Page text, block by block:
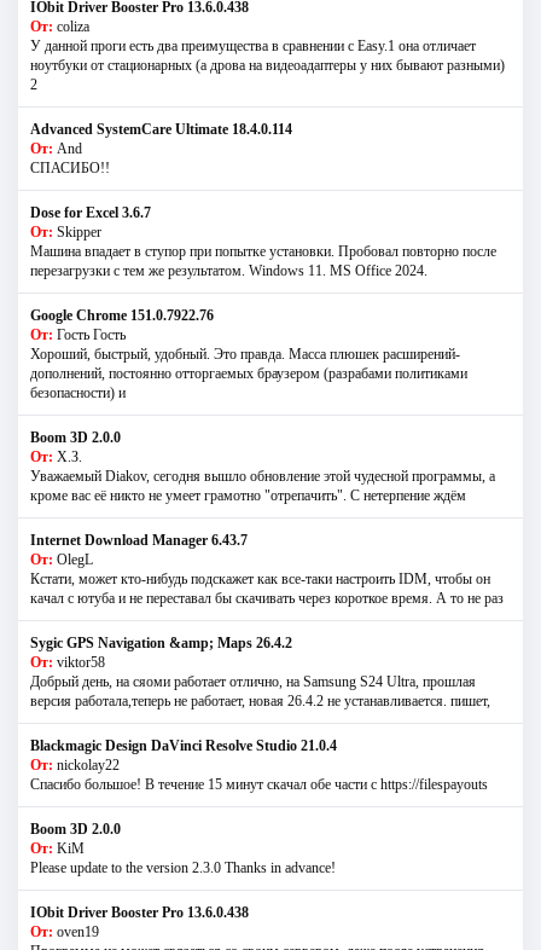
IObit Driver Booster Pro 13.6.0.438
От: coliza
У данной проги есть два преимущества в сравнении с Easy.1 она отличает
ноутбуки от стационарных (а дрова на видеоадаптеры у них бывают разными)
2
Advanced SystemCare Ultimate 18.4.0.114
От: And
СПАСИБО!!
Dose for Excel 3.6.7
От: Skipper
Машина впадает в ступор при попытке установки. Пробовал повторно после
перезагрузки с тем же результатом. Windows 11. MS Offiсe 2024.
Google Chrome 151.0.7922.76
От: Гость Гость
Хороший, быстрый, удобный. Это правда. Масса плюшек расширений-
дополнений, постоянно отторгаемых браузером (разрабами политиками
безопасности) и
Boom 3D 2.0.0
От: Х.З.
Уважаемый Diakov, сегодня вышло обновление этой чудесной программы, а
кроме вас её никто не умеет грамотно "отрепачить". С нетерпение ждём
Internet Download Manager 6.43.7
От: OlegL
Кстати, может кто-нибудь подскажет как все-таки настроить IDM, чтобы он
качал с ютуба и не переставал бы скачивать через короткое время. А то не раз
Sygic GPS Navigation &amp; Maps 26.4.2
От: viktor58
Добрый день, на сяоми работает отлично, на Samsung S24 Ultra, прошлая
версия работала,теперь не работает, новая 26.4.2 не устанавливается. пишет,
Blackmagic Design DaVinci Resolve Studio 21.0.4
От: nickolay22
Спасибо большое! В течение 15 минут скачал обе части с https://filespayouts
Boom 3D 2.0.0
От: KiM
Please update to the version 2.3.0 Thanks in advance!
IObit Driver Booster Pro 13.6.0.438
От: oven19